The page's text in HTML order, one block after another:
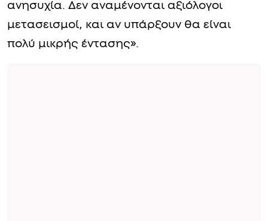
ανησυχία. Δεν αναμένονται αξιόλογοι
μετασεισμοί, και αν υπάρξουν θα είναι
πολύ μικρής έντασης».